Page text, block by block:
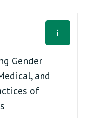
Gender
and
of